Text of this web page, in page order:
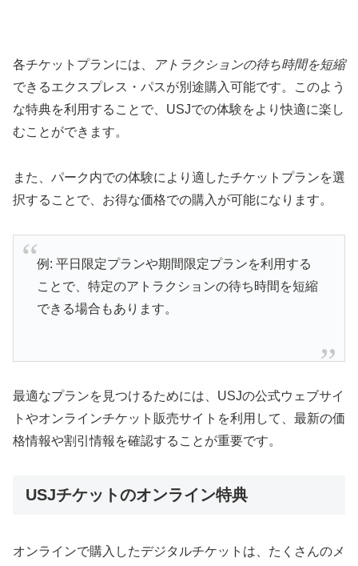
各チケットプランには、
アトラクションの待ち時間を短縮
できるエクスプレス・パスが別途購入可能です。このよう
な特典を利用することで、USJでの体験をより快適に楽し
むことができます。
また、パーク内での体験により適したチケットプランを選
択することで、お得な価格での購入が可能になります。
例: 平日限定プランや期間限定プランを利用する
ことで、特定のアトラクションの待ち時間を短縮
できる場合もあります。
最適なプランを見つけるためには、USJの公式ウェブサイ
トやオンラインチケット販売サイトを利用して、最新の価
格情報や割引情報を確認することが重要です。
USJチケットのオンライン特典
オンラインで購入したデジタルチケットは、たくさんのメ